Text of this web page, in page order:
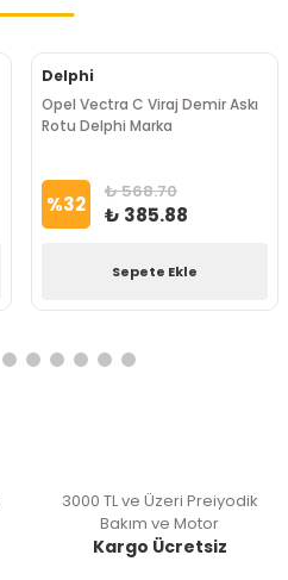
Delphi
Opel Vectra C Viraj Demir Askı
Rotu Delphi Marka
%32 ₺ 568.70
₺ 385.88
Sepete Ekle
3000 TL ve Üzeri Preiyodik
Bakım ve Motor
Kargo Ücretsiz